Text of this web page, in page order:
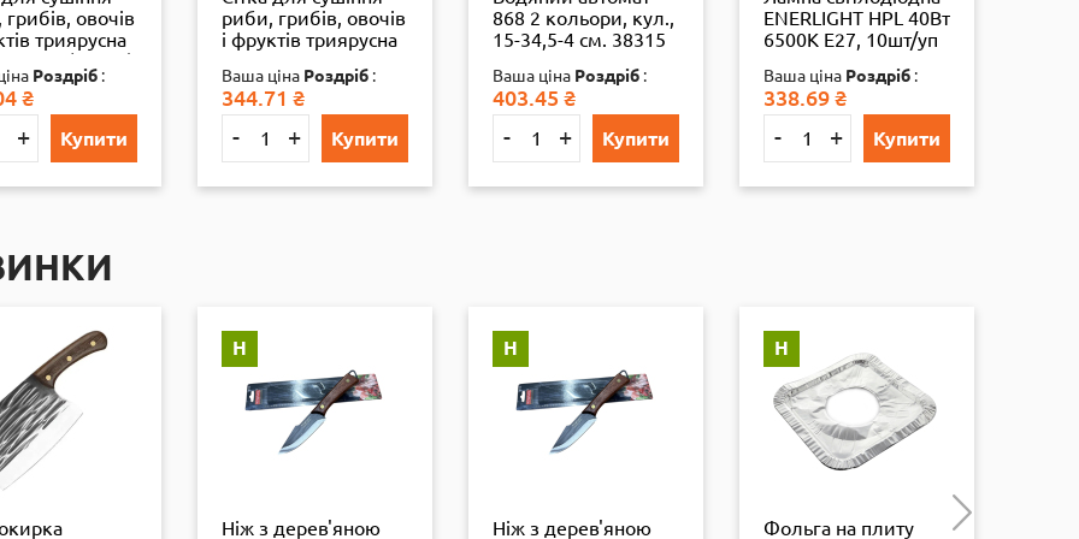
овочів
триярусна
см (13286)
Роздріб :
₴
+ Купити
риби, грибів, овочів
і фруктів триярусна
(35892)
Ваша ціна Роздріб :
344.71 ₴
- + Купити
868 2 кольори, кул.,
15-34,5-4 см. 38315
Ваша ціна Роздріб :
403.45 ₴
- + Купити
ENERLIGHT HPL 40Вт
6500K E27, 10шт/уп
Ваша ціна Роздріб :
338.69 ₴
- + Купити
Н
Ніж з дерев'яною
Н
Ніж з дерев'яною
Н
Фольга на плиту